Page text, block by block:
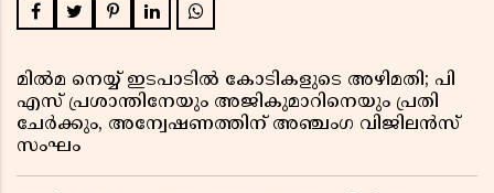
മിൽമ നെയ്യ് ഇടപാടിൽ കോടികളുടെ അഴിമതി; പി
എസ് പ്രശാന്തിനേയും അജികുമാറിനെയും പ്രതി
ചേർക്കും, അന്വേഷണത്തിന് അഞ്ചംഗ വിജിലൻസ്
സംഘം